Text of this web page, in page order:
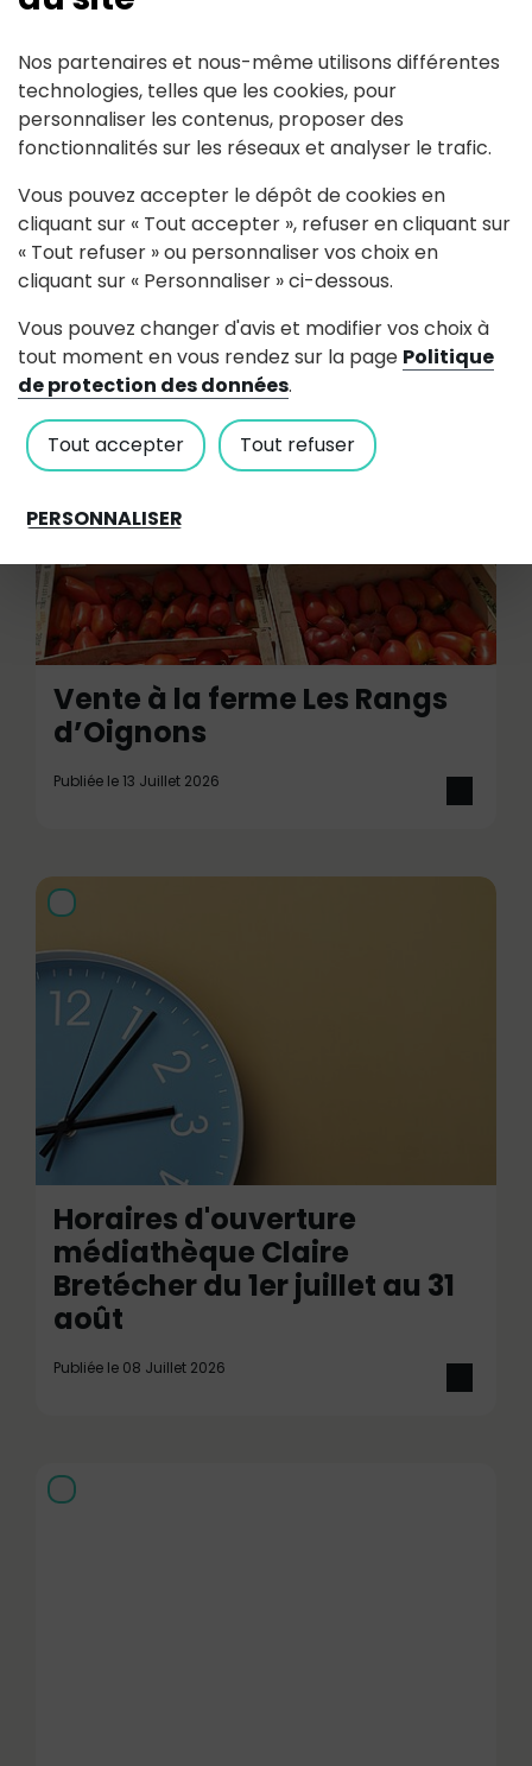
Nos partenaires et nous-même utilisons différentes
technologies, telles que les cookies, pour
personnaliser les contenus, proposer des
fonctionnalités sur les réseaux et analyser le trafic.
Vous pouvez accepter le dépôt de cookies en
cliquant sur « Tout accepter », refuser en cliquant sur
« Tout refuser » ou personnaliser vos choix en
cliquant sur « Personnaliser » ci-dessous.
Vous pouvez changer d'avis et modifier vos choix à
tout moment en vous rendez sur la page Politique
de protection des données.
Tout accepter Tout refuser
PERSONNALISER
Portes ouvertes - Mission
Locale du Pays d'Ancenis
Publiée le 24 Juillet 2026
Vente à la ferme Les Rangs
d’Oignons
Publiée le 13 Juillet 2026
Horaires d'ouverture
médiathèque Claire
Bretécher du 1er juillet au 31
août
Publiée le 08 Juillet 2026